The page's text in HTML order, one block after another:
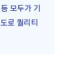
모두가 기
로 퀄리티